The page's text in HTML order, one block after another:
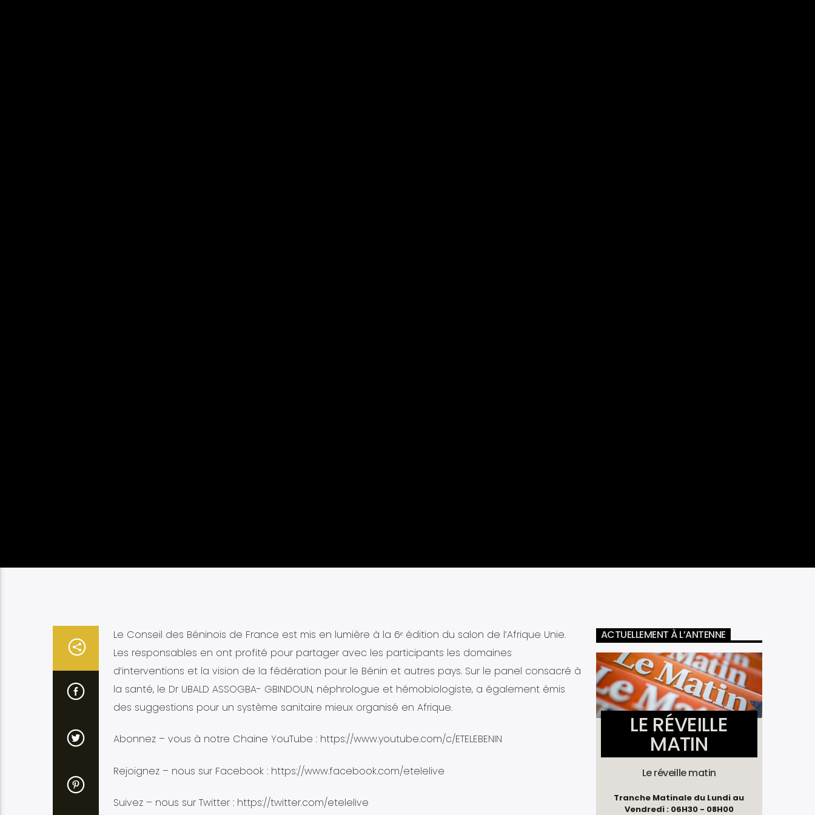
Le Conseil des Béninois de France est mis en lumière à la 6ᵉ édition du salon de l’Afrique Unie.
Les responsables en ont profité pour partager avec les participants les domaines
d’interventions et la vision de la fédération pour le Bénin et autres pays. Sur le panel consacré à
la santé, le Dr UBALD ASSOGBA- GBINDOUN, néphrologue et hémobiologiste, a également émis
des suggestions pour un système sanitaire mieux organisé en Afrique.
Abonnez – vous à notre Chaine YouTube : https://www.youtube.com/c/ETELEBENIN
Rejoignez – nous sur Facebook : https://www.facebook.com/etelelive
Suivez – nous sur Twitter : https://twitter.com/etelelive
ACTUELLEMENT À L’ANTENNE
LE RÉVEILLE
MATIN
Le réveille matin
Tranche Matinale du Lundi au
Vendredi : 06H30 - 08H00